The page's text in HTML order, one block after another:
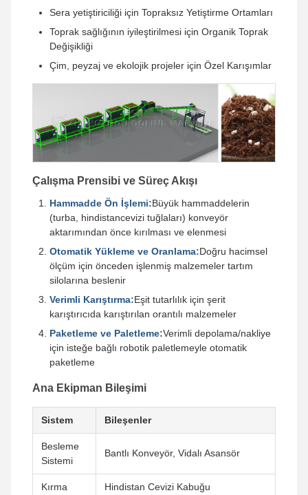
Sera yetiştiriciliği için Topraksız Yetiştirme Ortamları
Toprak sağlığının iyileştirilmesi için Organik Toprak
Değişikliği
Çim, peyzaj ve ekolojik projeler için Özel Karışımlar
Çalışma Prensibi ve Süreç Akışı
Hammadde Ön İşlemi:Büyük hammaddelerin
(turba, hindistancevizi tuğlaları) konveyör
aktarımından önce kırılması ve elenmesi
Otomatik Yükleme ve Oranlama:Doğru hacimsel
ölçüm için önceden işlenmiş malzemeler tartım
silolarına beslenir
Verimli Karıştırma:Eşit tutarlılık için şerit
karıştırıcıda karıştırılan orantılı malzemeler
Paketleme ve Paletleme:Verimli depolama/nakliye
için isteğe bağlı robotik paletlemeyle otomatik
paketleme
Ana Ekipman Bileşimi
Sistem Bileşenler
Besleme
Sistemi
Bantlı Konveyör, Vidalı Asansör
Kırma
Hindistan Cevizi Kabuğu